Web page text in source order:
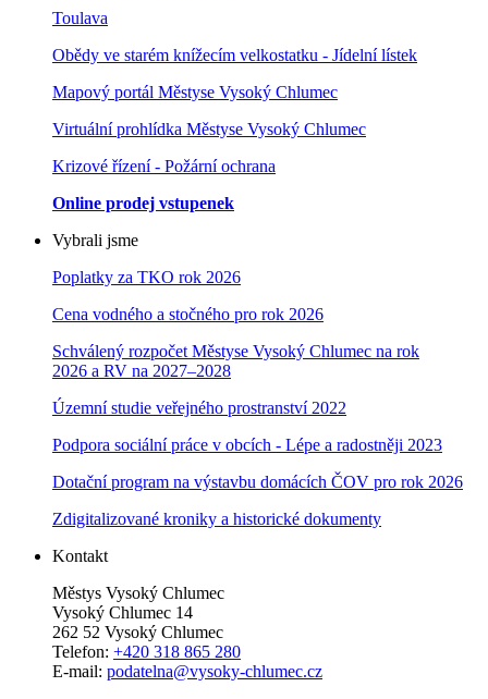
Toulava
Obědy ve starém knížecím velkostatku - Jídelní lístek
Mapový portál Městyse Vysoký Chlumec
Virtuální prohlídka Městyse Vysoký Chlumec
Krizové řízení - Požární ochrana
Online prodej vstupenek
Vybrali jsme
Poplatky za TKO rok 2026
Cena vodného a stočného pro rok 2026
Schválený rozpočet Městyse Vysoký Chlumec na rok
2026 a RV na 2027–2028
Územní studie veřejného prostranství 2022
Podpora sociální práce v obcích - Lépe a radostněji 2023
Dotační program na výstavbu domácích ČOV pro rok 2026
Zdigitalizované kroniky a historické dokumenty
Kontakt
Městys Vysoký Chlumec
Vysoký Chlumec 14
262 52 Vysoký Chlumec
Telefon: +420 318 865 280
E-mail: podatelna@vysoky-chlumec.cz